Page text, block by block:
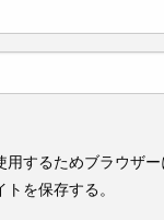
用するためブラウザ
を保存する。